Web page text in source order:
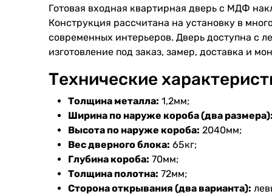
Готовая входная квартирная дверь с МДФ
Конструкция рассчитана на установку в
современных интерьеров. Дверь доступна с
изготовление под заказ, замер, доставка и
Технические
Толщина металла: 1,2мм;
Ширина по наруже короба (два размера):
Высота по наруже короба: 2040мм;
Вес дверного блока: 65кг;
Глубина короба: 70мм;
Толщина полотна: 72мм;
Сторона открывания (два варианта):